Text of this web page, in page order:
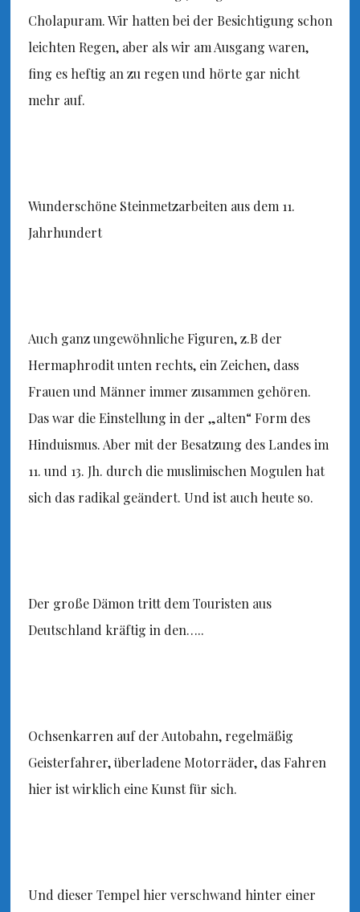
Cholapuram. Wir hatten bei der Besichtigung schon
leichten Regen, aber als wir am Ausgang waren,
fing es heftig an zu regen und hörte gar nicht
mehr auf.
Wunderschöne Steinmetzarbeiten aus dem 11.
Jahrhundert
Auch ganz ungewöhnliche Figuren, z.B der
Hermaphrodit unten rechts, ein Zeichen, dass
Frauen und Männer immer zusammen gehören.
Das war die Einstellung in der „alten“ Form des
Hinduismus. Aber mit der Besatzung des Landes im
11. und 13. Jh. durch die muslimischen Mogulen hat
sich das radikal geändert. Und ist auch heute so.
Der große Dämon tritt dem Touristen aus
Deutschland kräftig in den…..
Ochsenkarren auf der Autobahn, regelmäßig
Geisterfahrer, überladene Motorräder, das Fahren
hier ist wirklich eine Kunst für sich.
Und dieser Tempel hier verschwand hinter einer